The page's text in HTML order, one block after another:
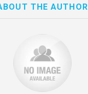
THE AUTHOR